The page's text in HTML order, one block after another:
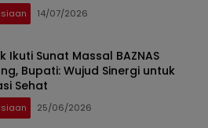
14/07/2026
Ikuti Sunat Massal BAZNAS
Bupati: Wujud Sinergi untuk
Sehat
25/06/2026